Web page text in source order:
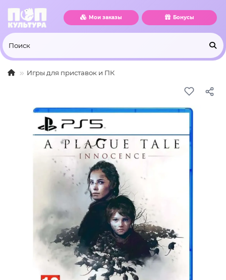
Мои заказы Бонусы
Игры для приставок и ПК